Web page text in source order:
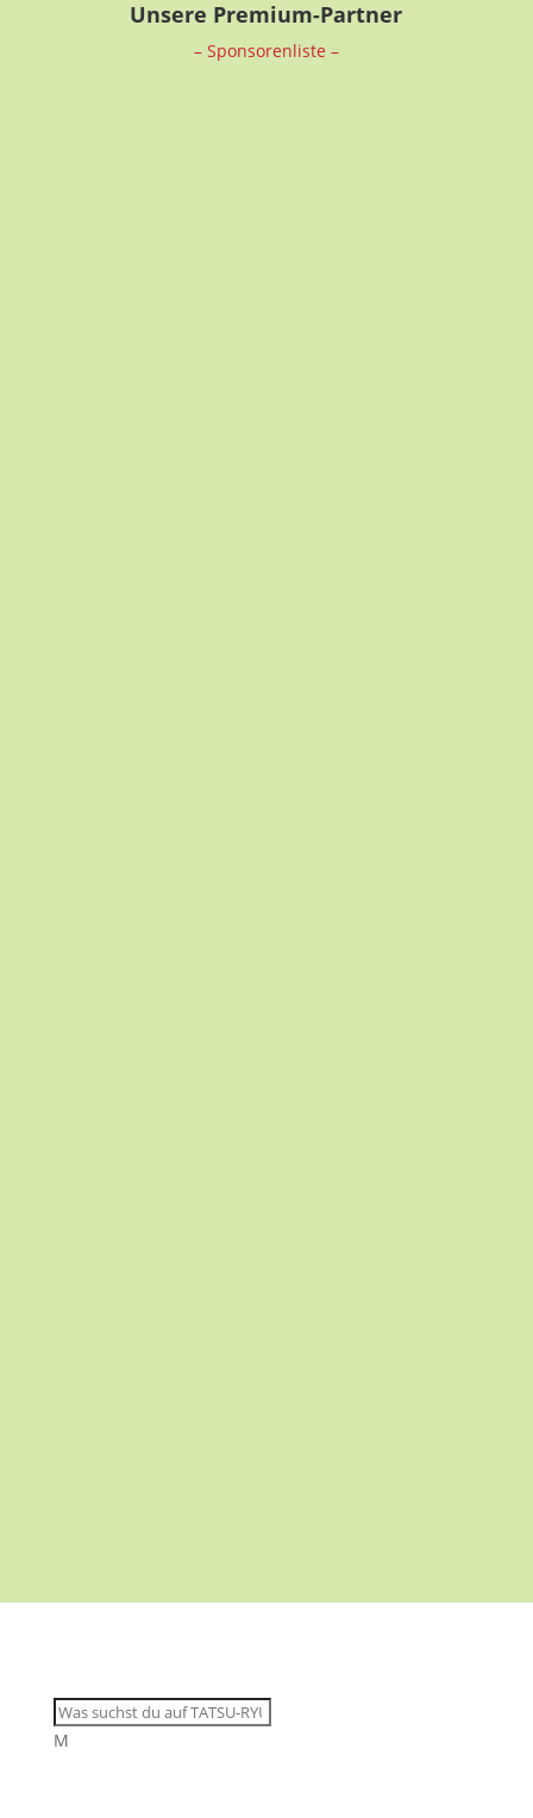
Unsere Premium-Partner
– Sponsorenliste –
M